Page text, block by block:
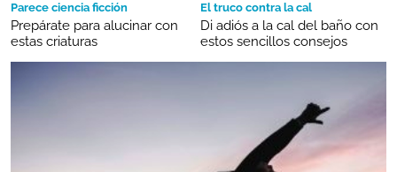
Parece ciencia ficción
Prepárate para alucinar con
estas criaturas
El truco contra la cal
Di adiós a la cal del baño con
estos sencillos consejos